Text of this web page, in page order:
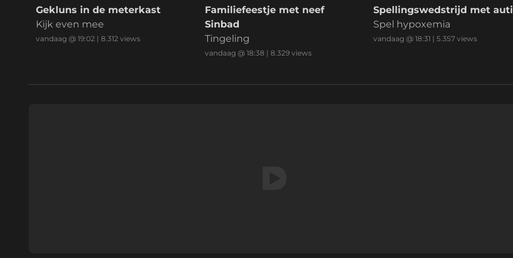
Gekluns in de meterkast
Kijk even mee
vandaag @ 19:02 | 8.312 views
Familiefeestje met neef
Sinbad
Tingeling
vandaag @ 18:38 | 8.329views
Spellingswedstrijd met auti
Spel hypoxemia
vandaag @ 18:31 |5.357 views